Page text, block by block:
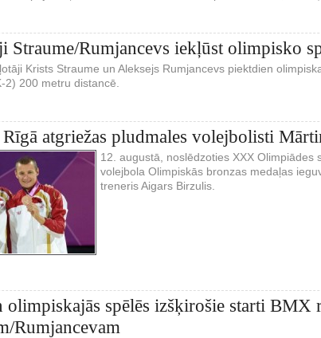
Straume/Rumjancevs iekļūst olimpisko
Krists Straume un Aleksejs Rumjancevs piektdien
2) 200 metru distancē.
atgriežas pludmales volejbolisti
12. augustā, noslēdzoties XXX
volejbola Olimpiskās bronzas medaļas
treneris Aigars Birzulis.
olimpiskajās spēlēs izšķirošie starti BMX
Rumjancevam